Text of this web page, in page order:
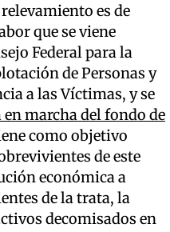
es de
que se viene
Federal para la
de Personas y
a las Víctimas, y se
en marcha del fondo de
como objetivo
de este
económica a
de la trata, la
decomisados en